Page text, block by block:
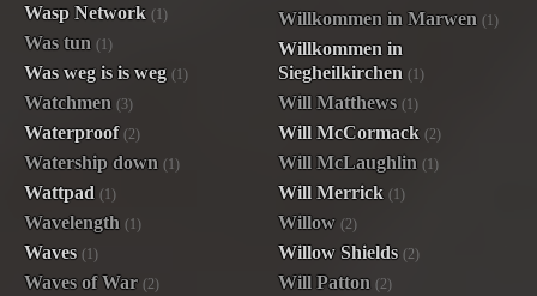
Wasp Network (1)
Was tun (1)
Was weg is is weg (1)
Watchmen (3)
Waterproof (2)
Watership down (1)
Wattpad (1)
Wavelength (1)
Waves (1)
Waves of War (2)
Willkommen in Marwen (1)
Willkommen in
Siegheilkirchen (1)
Will Matthews (1)
Will McCormack (2)
Will McLaughlin (1)
Will Merrick (1)
Willow (2)
Willow Shields (2)
Will Patton (2)